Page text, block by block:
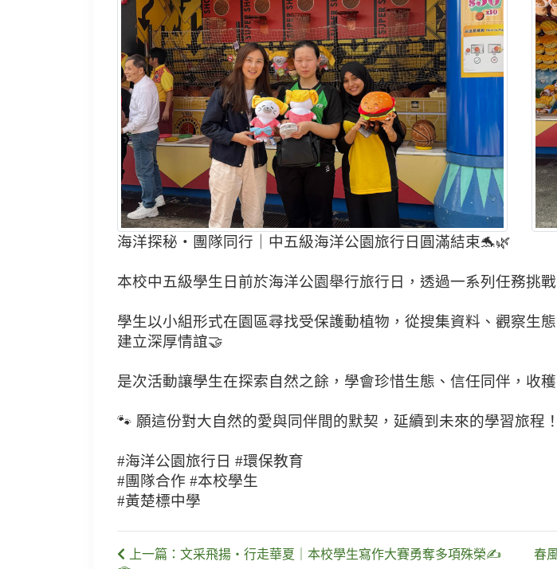
海洋探秘・團隊同行｜中五級海洋公園旅行日圓滿結束🐬🌿
本校中五級學生日前於海洋公園舉行旅行日，透過一系列任務挑
學生以小組形式在園區尋找受保護動植物，從搜集資料、觀察生
建立深厚情誼🤝
是次活動讓學生在探索自然之餘，學會珍惜生態、信任同伴，收
🐾 願這份對大自然的愛與同伴間的默契，延續到未來的學習旅程
#海洋公園旅行日 #環保教育
#團隊合作 #本校學生
#黃楚標中學
上一篇：文采飛揚・行走華夏｜本校學生寫作大賽勇奪多項殊榮✍️
春